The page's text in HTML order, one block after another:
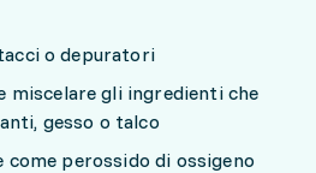
o depuratori
miscelare gli ingredienti che
gesso o talco
come perossido di ossigeno